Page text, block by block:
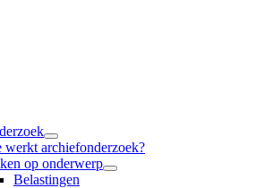
werkt archiefonderzoek?
op onderwerp
Belastingen